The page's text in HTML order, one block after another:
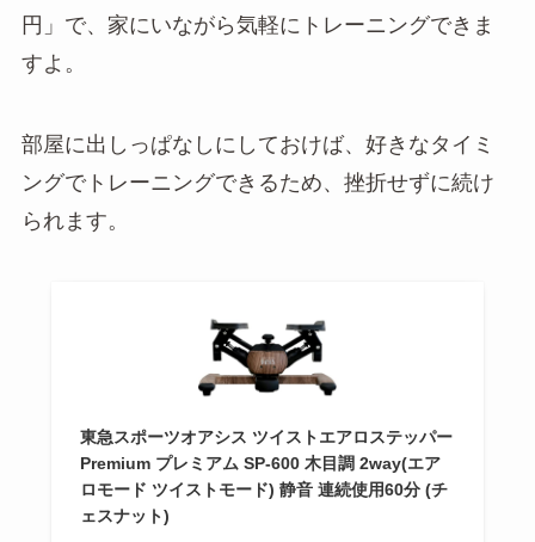
円」で、家にいながら気軽にトレーニングできま
すよ。
部屋に出しっぱなしにしておけば、好きなタイミ
ングでトレーニングできるため、挫折せずに続け
られます。
東急スポーツオアシス ツイストエアロステッパー
Premium プレミアム SP-600 木目調 2way(エア
ロモード ツイストモード) 静音 連続使用60分 (チ
ェスナット)